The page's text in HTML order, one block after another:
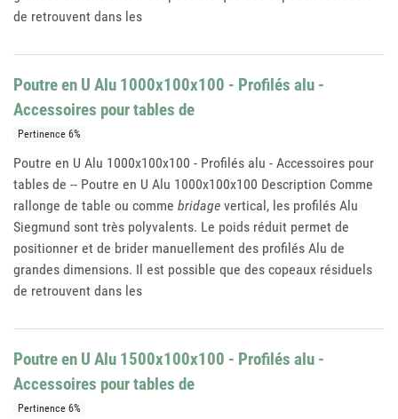
de retrouvent dans les
Poutre en U Alu 1000x100x100 - Profilés alu -
Accessoires pour tables de
Pertinence 6%
Poutre en U Alu 1000x100x100 - Profilés alu - Accessoires pour
tables de -- Poutre en U Alu 1000x100x100 Description Comme
rallonge de table ou comme bridage vertical, les profilés Alu
Siegmund sont très polyvalents. Le poids réduit permet de
positionner et de brider manuellement des profilés Alu de
grandes dimensions. Il est possible que des copeaux résiduels
de retrouvent dans les
Poutre en U Alu 1500x100x100 - Profilés alu -
Accessoires pour tables de
Pertinence 6%